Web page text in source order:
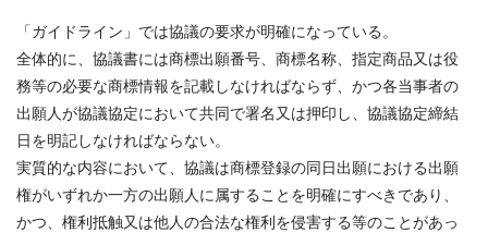
「ガイドライン」では協議の要求が明確になっている。
全体的に、協議書には商標出願番号、商標名称、指定商品又は役
務等の必要な商標情報を記載しなければならず、かつ各当事者の
出願人が協議協定において共同で署名又は押印し、協議協定締結
日を明記しなければならない。
実質的な内容において、協議は商標登録の同日出願における出願
権がいずれか一方の出願人に属することを明確にすべきであり、
かつ、権利抵触又は他人の合法な権利を侵害する等のことがあっ